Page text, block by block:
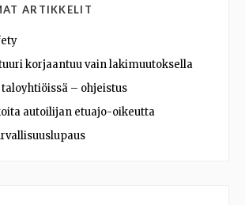
ARTIKKELIT
korjaantuu vain lakimuutoksella
– ohjeistus
autoilijan etuajo-oikeutta